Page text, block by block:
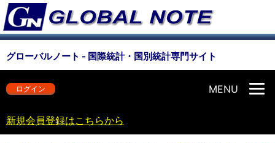
グローバルノート - 国際統計・国別統計専門サイト
MENU
ログイン
新規会員登録はこちらから